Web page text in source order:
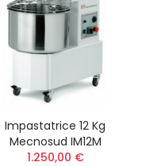
Impastatrice 12 Kg
Mecnosud IM12M
1.250,00 €